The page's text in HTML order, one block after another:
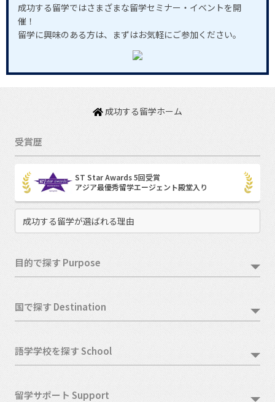
成功する留学ではさまざまな留学セミナー・イベントを開
催！
留学に興味のある方は、まずはお気軽にご参加ください。
成功する留学ホーム
受賞歴
ST Star Awards 5回受賞
アジア最優秀留学エージェント殿堂入り
成功する留学が選ばれる理由
目的で探す Purpose
国で探す Destination
語学学校を探す School
留学サポート Support